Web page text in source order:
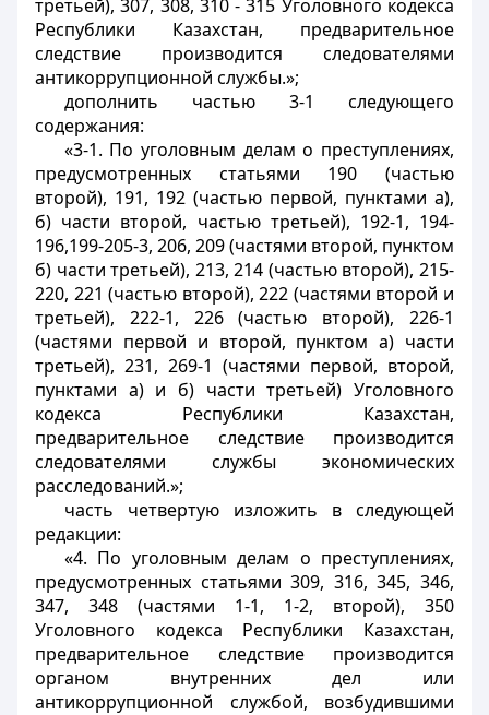
третьей), 307, 308, 310 - 315 Уголовного кодекса
Республики Казахстан, предварительное
следствие производится следователями
антикоррупционной службы.»;
дополнить частью 3-1 следующего
содержания:
«3-1. По уголовным делам о преступлениях,
предусмотренных статьями 190 (частью
второй), 191, 192 (частью первой, пунктами а),
б) части второй, частью третьей), 192-1, 194-
196,199-205-3, 206, 209 (частями второй, пунктом
б) части третьей), 213, 214 (частью второй), 215-
220, 221 (частью второй), 222 (частями второй и
третьей), 222-1, 226 (частью второй), 226-1
(частями первой и второй, пунктом а) части
третьей), 231, 269-1 (частями первой, второй,
пунктами а) и б) части третьей) Уголовного
кодекса Республики Казахстан,
предварительное следствие производится
следователями службы экономических
расследований.»;
часть четвертую изложить в следующей
редакции:
«4. По уголовным делам о преступлениях,
предусмотренных статьями 309, 316, 345, 346,
347, 348 (частями 1-1, 1-2, второй), 350
Уголовного кодекса Республики Казахстан,
предварительное следствие производится
органом внутренних дел или
антикоррупционной службой, возбудившими